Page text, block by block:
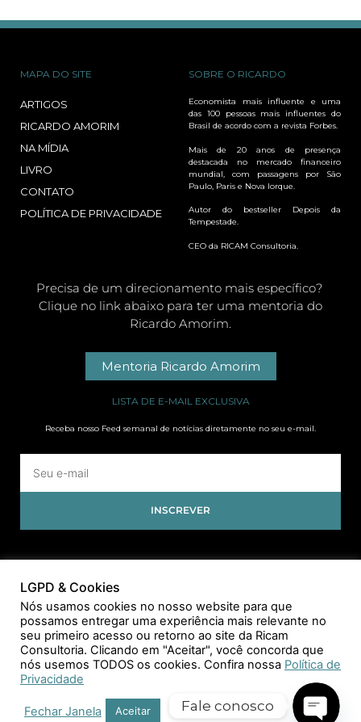
MAPA DO SITE
ARTIGOS
RICARDO AMORIM
NA MÍDIA
LIVRO
CONTATO
POLÍTICA DE PRIVACIDADE
SOBRE O RICARDO
Economista mais influente e uma
das 100 pessoas mais influentes do
Brasil de acordo com a revista Forbes.
Mais de 20 anos de presença
destacada no mercado financeiro
mundial, com passagens por São
Paulo, Paris e Nova Iorque.
Autor do bestseller Depois da
Tempestade.
CEO da RICAM Consultoria.
Precisa de um direcionamento mais específico?
Clique no link abaixo para ter uma mentoria do
Ricardo Amorim.
Mentoria Ricardo Amorim
LISTA DE E-MAIL EXCLUSIVA
Receba nosso Feed semanal de notícias diretamente no seu e-mail.
INSCREVER
LGPD & Cookies
Nós usamos cookies no nosso website para que
possamos entregar uma experiência mais relevante no
seu primeiro acesso ou retorno ao site da Ricam
Consultoria. Clicando em "Aceitar", você concorda que
nós usemos TODOS os cookies. Confira nossa Política de
Privacidade
Fechar Janela Aceitar Fale conosco